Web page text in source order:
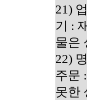
21)
기 :
물은
22)
주문
못한